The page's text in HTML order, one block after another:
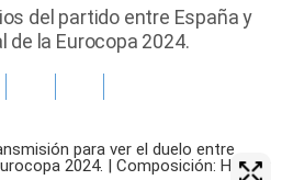
del partido entre España y
de la Eurocopa 2024.